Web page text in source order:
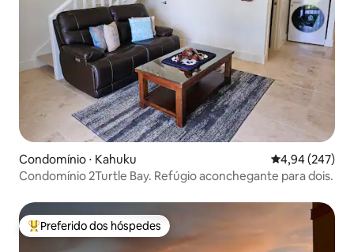
Condomínio ⋅ Kahuku 4,94 de uma
4,94 (247)
Condomínio 2Turtle Bay. Refúgio aconchegante para dois.
Entre os melhores preferidos dos hóspedes
Preferido dos hóspedes